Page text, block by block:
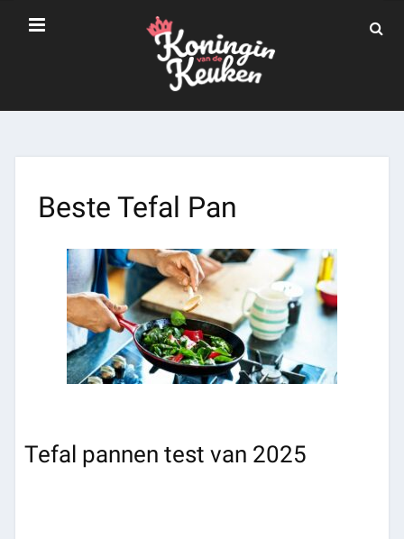
Beste Tefal Pan
Tefal pannen test van 2025